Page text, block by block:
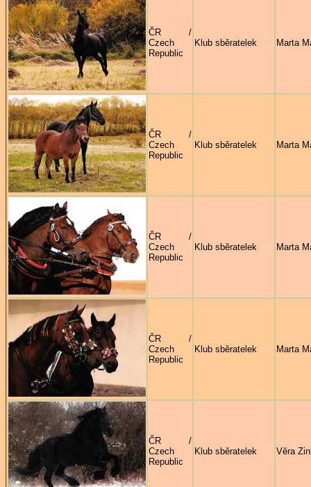
ČR /
Czech
Republic
Klub sběratelek Marta
ČR /
Czech
Republic
Klub sběratelek Marta
ČR /
Czech
Republic
Klub sběratelek Marta
ČR /
Czech
Republic
Klub sběratelek Marta
ČR /
Czech
Republic
Klub sběratelek Věra